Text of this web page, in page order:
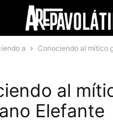
a Conociendo al mítico
al
Elefante